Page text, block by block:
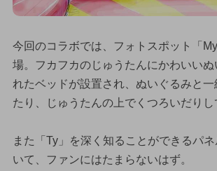
今回のコラボでは、フォトスポット「
場。フカフカのじゅうたんにかわいいぬ
れたベッドが設置され、ぬいぐるみと
たり、じゅうたんの上でくつろいだりし
また「Ty」を深く知ることができるパ
いて、ファンにはたまらないはず。